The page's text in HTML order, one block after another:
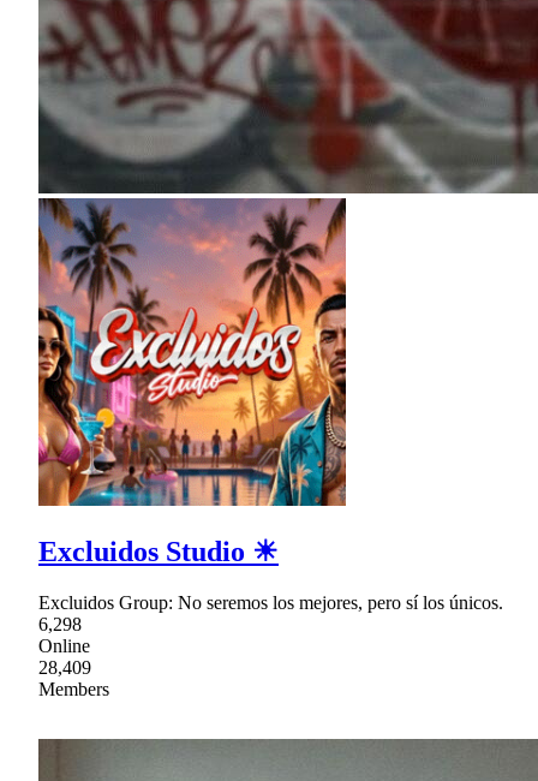
Excluidos Studio ☀
Excluidos Group: No seremos los mejores, pero sí los únicos.
6,298
Online
28,409
Members